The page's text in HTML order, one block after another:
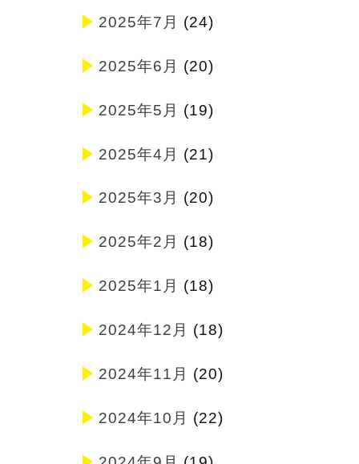
2025年7月 (24)
2025年6月 (20)
2025年5月 (19)
2025年4月 (21)
2025年3月 (20)
2025年2月 (18)
2025年1月 (18)
2024年12月 (18)
2024年11月 (20)
2024年10月 (22)